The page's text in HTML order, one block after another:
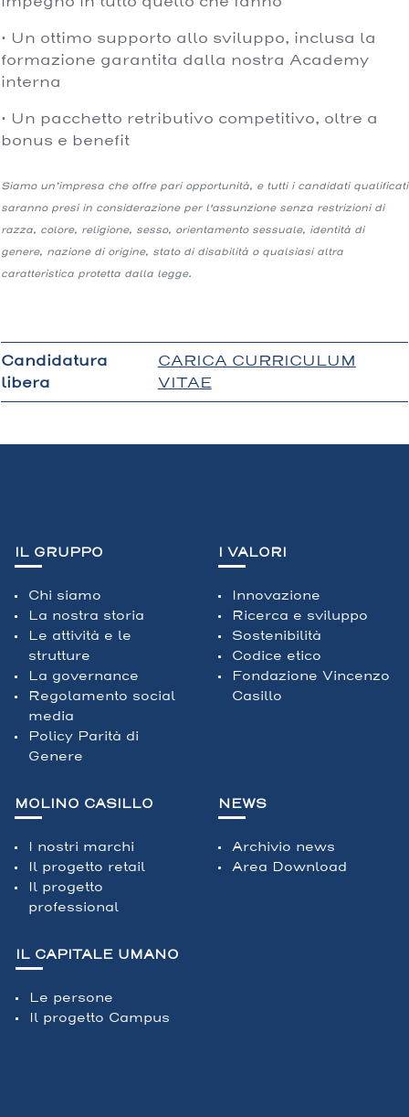
· Un ottimo supporto allo sviluppo, inclusa la
formazione garantita dalla nostra Academy
interna
· Un pacchetto retributivo competitivo, oltre a
bonus e benefit
Siamo un’impresa che offre pari opportunità, e tutti i candidati qualificati
saranno presi in considerazione per l'assunzione senza restrizioni di
razza, colore, religione, sesso, orientamento sessuale, identità di
genere, nazione di origine, stato di disabilità o qualsiasi altra
caratteristica protetta dalla legge.
Candidatura
libera
CARICA CURRICULUM
VITAE
IL GRUPPO
Chi siamo
La nostra storia
Le attività e le
strutture
La governance
Regolamento social
media
Policy Parità di
Genere
I VALORI
Innovazione
Ricerca e sviluppo
Sostenibilità
Codice etico
Fondazione Vincenzo
Casillo
MOLINO CASILLO
I nostri marchi
Il progetto retail
Il progetto
professional
NEWS
Archivio news
Area Download
IL CAPITALE UMANO
Le persone
Il progetto Campus